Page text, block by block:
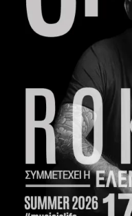
υψηλής αξίας.
Από την Ελλάδα στο
Σύμβουλοι Ανάπτυξης.
Η εναρκτήρια
πλήρη σύνθεση και με
οράματος από όλους
οργανισμούς, την
πλάνο εργασίας και
τη διάρκεια της
επιστημονικές,
διαστάσεις του έργου,